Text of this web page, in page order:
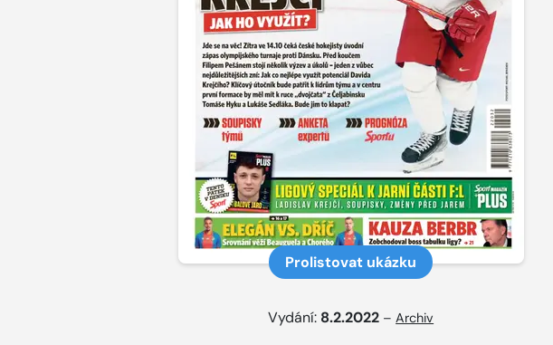
Prolistovat ukázku
Vydání: 8.2.2022 –Archiv